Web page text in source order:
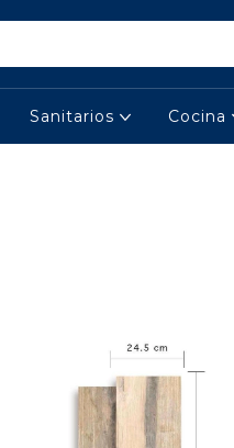
Sanitarios Cocina